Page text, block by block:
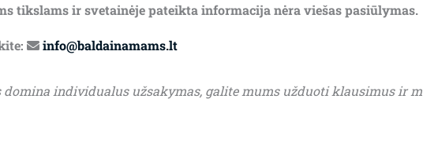
tikslams ir svetainėje pateikta informacija nėra viešas pasiūlymas.
info@baldainamams.lt
individualus užsakymas, galite mums užduoti klausimus ir